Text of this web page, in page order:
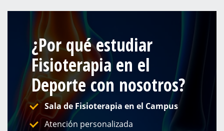
¿Por qué estudiar
Fisioterapia en el
Deporte con nosotros?
Sala de Fisioterapia en el Campus
Atención personalizada